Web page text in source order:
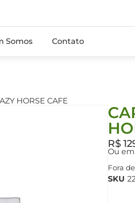
Somos Contato
HORSE CAFE
R$
Ou em
Fora
SKU